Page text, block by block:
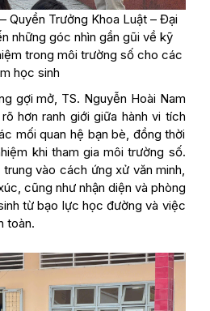
Quyền Trưởng Khoa Luật – Đại
những góc nhìn gần gũi về kỹ
trong môi trường số cho các
học sinh
gợi mở, TS. Nguyễn Hoài Nam
hơn ranh giới giữa hành vi tích
mối quan hệ bạn bè, đồng thời
khi tham gia môi trường số.
vào cách ứng xử văn minh,
cũng như nhận diện và phòng
từ bạo lực học đường và việc
toàn.